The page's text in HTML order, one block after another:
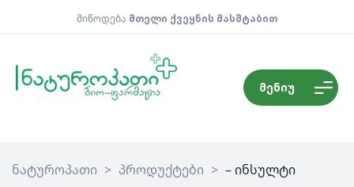
მიწოდება მთელი ქვეყნის მასშტაბით
მენიუ
ნატუროპათი > პროდუქტები > – ინსულტი